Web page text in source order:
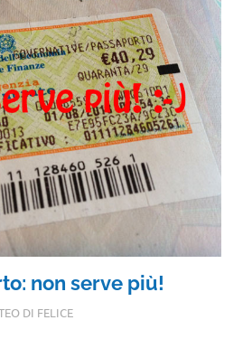
non serve più!
DI FELICE